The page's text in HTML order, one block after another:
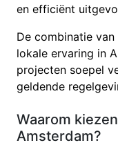
en efficiënt
De combinatie
lokale ervaring in
projecten soepel
geldende
Waarom
Amsterdam?